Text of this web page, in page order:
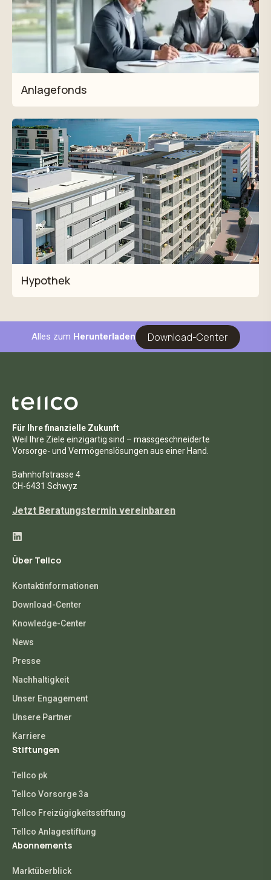
Anlagefonds
Hypothek
Alles zum Herunterladen Download-Center
Für Ihre finanzielle Zukunft
Weil Ihre Ziele einzigartig sind – massgeschneiderte
Vorsorge- und Vermögenslösungen aus einer Hand.
Bahnhofstrasse 4
CH-6431 Schwyz
Jetzt Beratungstermin vereinbaren
Über Tellco
Kontaktinformationen
Download-Center
Knowledge-Center
News
Presse
Nachhaltigkeit
Unser Engagement
Unsere Partner
Karriere
Stiftungen
Tellco pk
Tellco Vorsorge 3a
Tellco Freizügigkeitsstiftung
Tellco Anlagestiftung
Abonnements
Marktüberblick